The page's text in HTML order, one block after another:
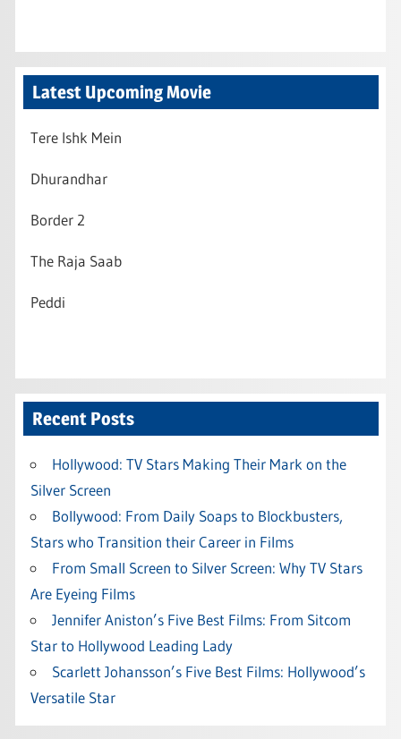
Latest Upcoming Movie
Tere Ishk Mein
Dhurandhar
Border 2
The Raja Saab
Peddi
Recent Posts
Hollywood: TV Stars Making Their Mark on the
Silver Screen
Bollywood: From Daily Soaps to Blockbusters,
Stars who Transition their Career in Films
From Small Screen to Silver Screen: Why TV Stars
Are Eyeing Films
Jennifer Aniston’s Five Best Films: From Sitcom
Star to Hollywood Leading Lady
Scarlett Johansson’s Five Best Films: Hollywood’s
Versatile Star